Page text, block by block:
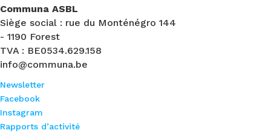
Communa ASBL
Siège social : rue du Monténégro 144
- 1190 Forest
TVA : BE0534.629.158
info@communa.be
Newsletter
Facebook
Instagram
Rapports d’activité